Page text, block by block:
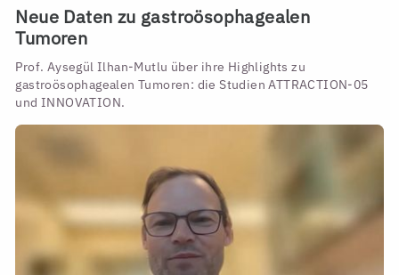
Neue Daten zu gastroösophagealen
Tumoren
Prof. Aysegül Ilhan-Mutlu über ihre Highlights zu
gastroösophagealen Tumoren: die Studien ATTRACTION-05
und INNOVATION.